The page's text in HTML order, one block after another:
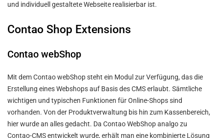
und individuell gestaltete Webseite realisierbar ist.
Contao Shop Extensions
Contao webShop
Mit dem Contao webShop steht ein Modul zur Verfügung, das die
Erstellung eines Webshops auf Basis des CMS erlaubt. Sämtliche
wichtigen und typischen Funktionen für Online-Shops sind
vorhanden. Von der Produktverwaltung bis hin zum Kassenbereich,
hier wurde an alles gedacht. Da Contao WebShop analgo zu
Contao-CMS entwickelt wurde, erhält man eine kombinierte Lösung